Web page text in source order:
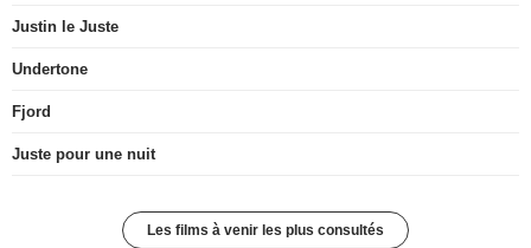
Justin le Juste
Undertone
Fjord
Juste pour une nuit
Les films à venir les plus consultés